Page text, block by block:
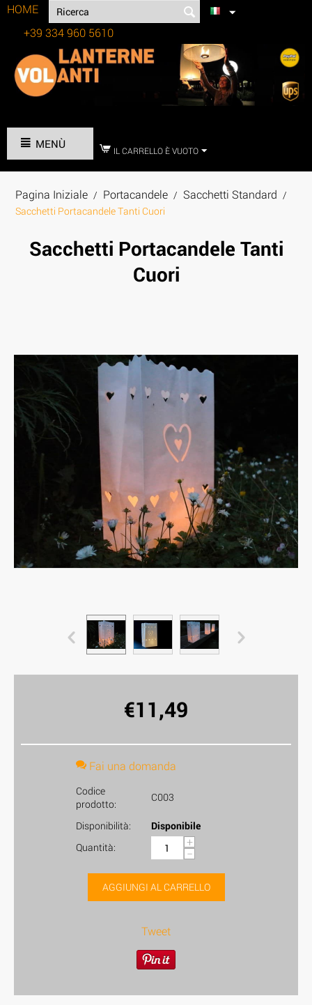
HOME
+39 334 960 5610
MENÙ IL CARRELLO È VUOTO
Pagina Iniziale / Portacandele / Sacchetti Standard /
Sacchetti Portacandele Tanti Cuori
Sacchetti Portacandele Tanti
Cuori
€11,49
Fai una domanda
Codice
prodotto:
C003
Disponibilità:
Disponibile
Quantità:
+
−
AGGIUNGI AL CARRELLO
Tweet